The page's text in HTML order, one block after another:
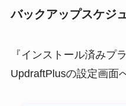
バックアップスケジ
『インストール済みプ
UpdraftPlusの設定画面